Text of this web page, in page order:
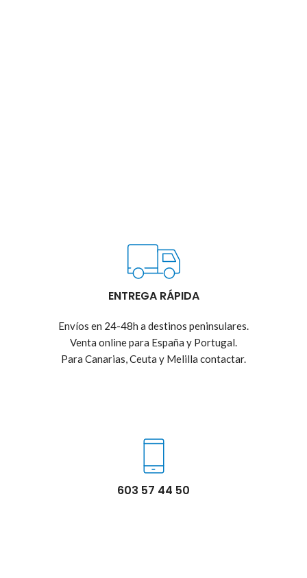
ENTREGA RÁPIDA
Envíos en 24-48h a destinos peninsulares.
Venta online para España y Portugal.
Para Canarias, Ceuta y Melilla contactar.
603 57 44 50